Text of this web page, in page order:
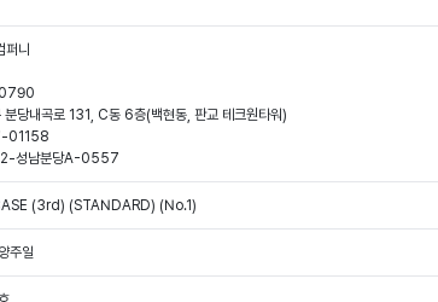
퍼니
0790
당내곡로 131, C동 6층(백현동, 판교 테크원타워)
01158
성남분당A-0557
(3rd) (STANDARD) (No.1)
주일